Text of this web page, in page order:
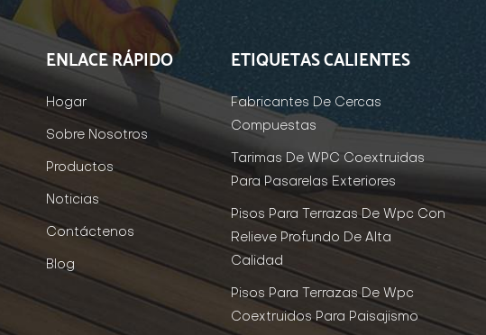
ENLACE RÁPIDO
Hogar
Sobre Nosotros
Productos
Noticias
Contáctenos
Blog
ETIQUETAS CALIENTES
Fabricantes De Cercas
Compuestas
Tarimas De WPC Coextruidas
Para Pasarelas Exteriores
Pisos Para Terrazas De Wpc Con
Relieve Profundo De Alta
Calidad
Pisos Para Terrazas De Wpc
Coextruidos Para Paisajismo